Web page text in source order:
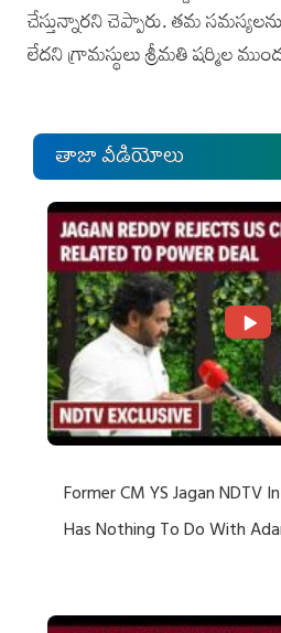
చేస్తున్నారని చెప్పారు. తమ
లేదని‌ గ్రామస్థులు శ్రీమతి షర్మిల
తాజా వీడియోలు
Former CM YS Jagan NDTV
Has Nothing To Do With